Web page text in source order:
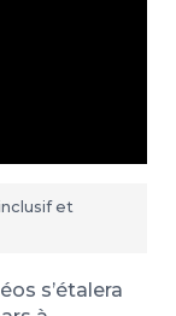
et
s’étalera